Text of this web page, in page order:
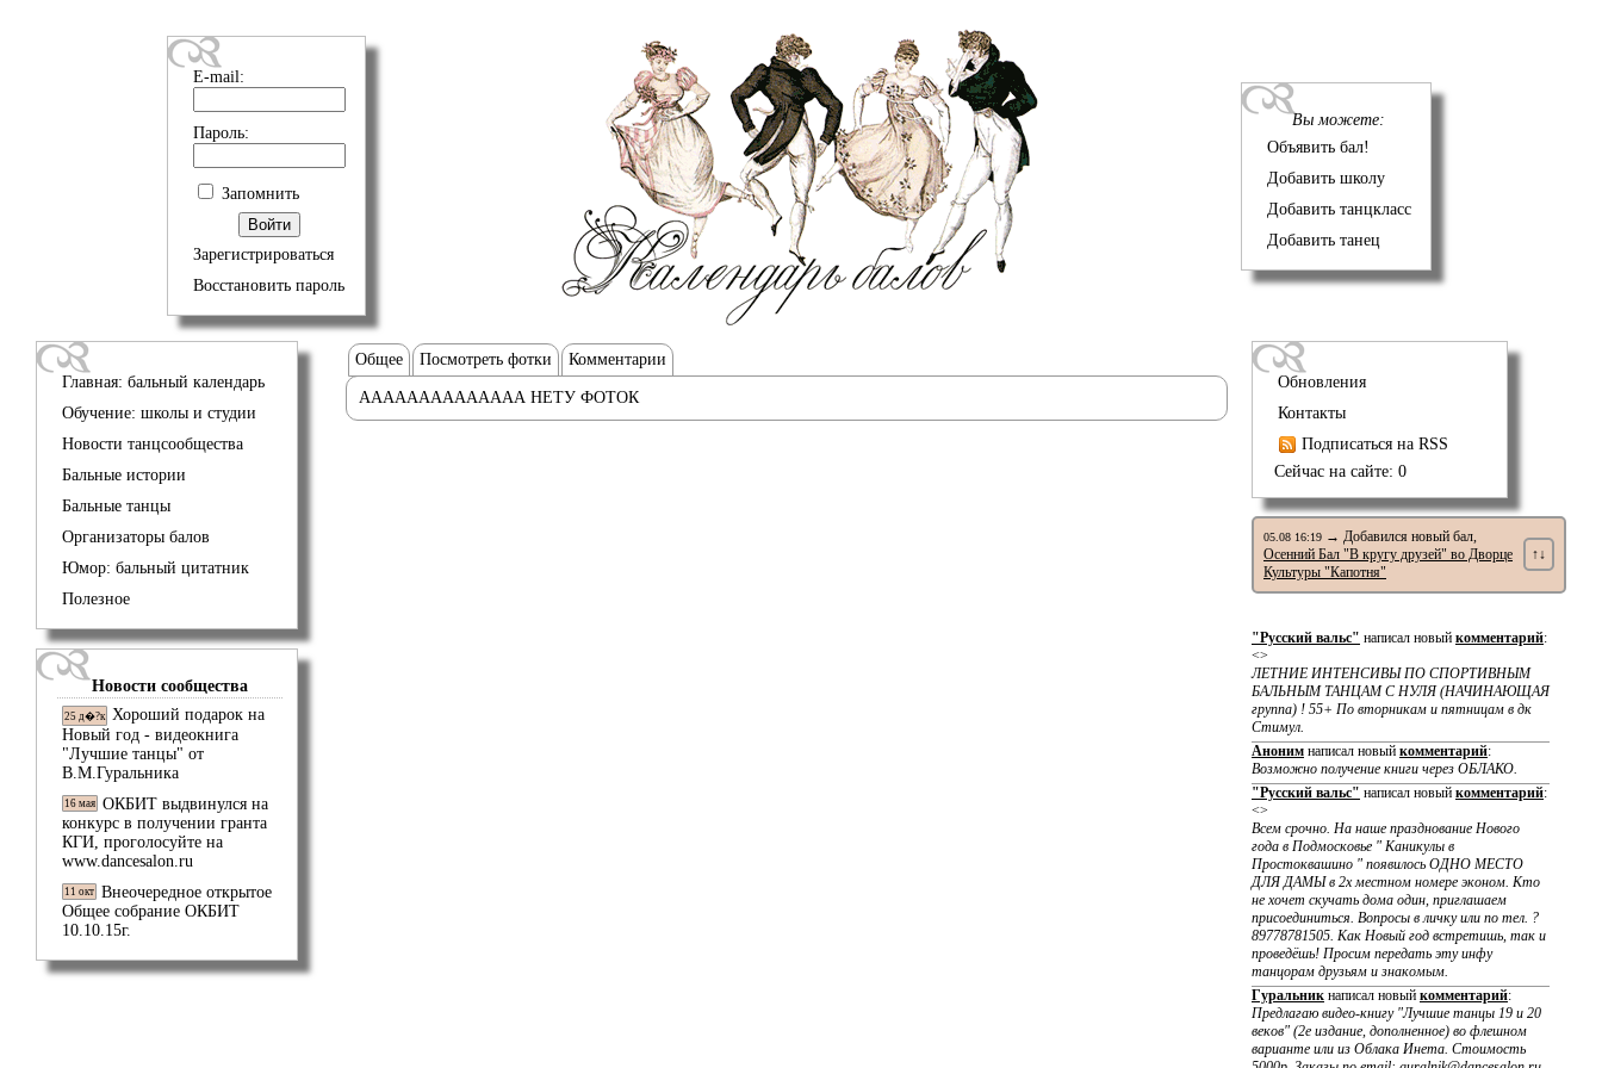
E-mail:
Пароль:
Запомнить
Зарегистрироваться
Восстановить пароль
Вы можете:
Объявить бал!
Добавить школу
Добавить танцкласс
Добавить танец
Главная: бальный календарь
Обучение: школы и студии
Новости танцсообщества
Бальные истории
Бальные танцы
Организаторы балов
Юмор: бальный цитатник
Полезное
Новости сообщества
25 д�?к Хороший подарок на
Новый год - видеокнига
"Лучшие танцы" от
В.М.Гуральника
16 мая ОКБИТ выдвинулся на
конкурс в получении гранта
КГИ, проголосуйте на
www.dancesalon.ru
11 окт Внеочередное открытое
Общее собрание ОКБИТ
10.10.15г.
Общее Посмотреть фотки Комментарии
АААААААААААААА НЕТУ ФОТОК
Обновления
Контакты
Подписаться на RSS
Сейчас на сайте: 0
05.08 16:19 → Добавился новый бал,
Осенний Бал "В кругу друзей" во Дворце
Культуры "Капотня"
↑↓
"Русский вальс" написал новый комментарий:
<>
ЛЕТНИЕ ИНТЕНСИВЫ ПО CПОРТИВНЫМ
БАЛЬНЫМ ТАНЦАМ С НУЛЯ (НАЧИНАЮЩАЯ
группа) ! 55+ По вторникам и пятницам в дк
Стимул.
Аноним написал новый комментарий:
Возможно получение книги через ОБЛАКО.
"Русский вальс" написал новый комментарий:
<>
Всем срочно. На наше празднование Нового
года в Подмосковье " Каникулы в
Простоквашино " появилось ОДНО МЕСТО
ДЛЯ ДАМЫ в 2х местном номере эконом. Кто
не хочет скучать дома один, приглашаем
присоединиться. Вопросы в личку или по тел. ?
89778781505. Как Новый год встретишь, так и
проведёшь! Просим передать эту инфу
танцорам друзьям и знакомым.
Гуральник написал новый комментарий:
Предлагаю видео-книгу "Лучшие танцы 19 и 20
веков" (2е издание, дополненное) во флешном
варианте или из Облака Инета. Стоимость